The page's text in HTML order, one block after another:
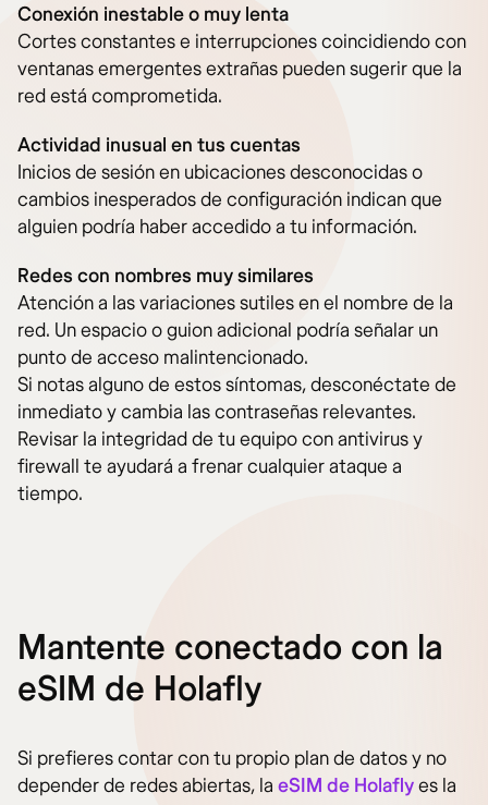
Conexión inestable o muy lenta
Cortes constantes e interrupciones coincidiendo con
ventanas emergentes extrañas pueden sugerir que la
red está comprometida.
Actividad inusual en tus cuentas
Inicios de sesión en ubicaciones desconocidas o
cambios inesperados de configuración indican que
alguien podría haber accedido a tu información.
Redes con nombres muy similares
Atención a las variaciones sutiles en el nombre de la
red. Un espacio o guion adicional podría señalar un
punto de acceso malintencionado.
Si notas alguno de estos síntomas, desconéctate de
inmediato y cambia las contraseñas relevantes.
Revisar la integridad de tu equipo con antivirus y
firewall te ayudará a frenar cualquier ataque a
tiempo.
Mantente conectado con la
eSIM de Holafly
Si prefieres contar con tu propio plan de datos y no
depender de redes abiertas, la eSIM de Holaflyes la